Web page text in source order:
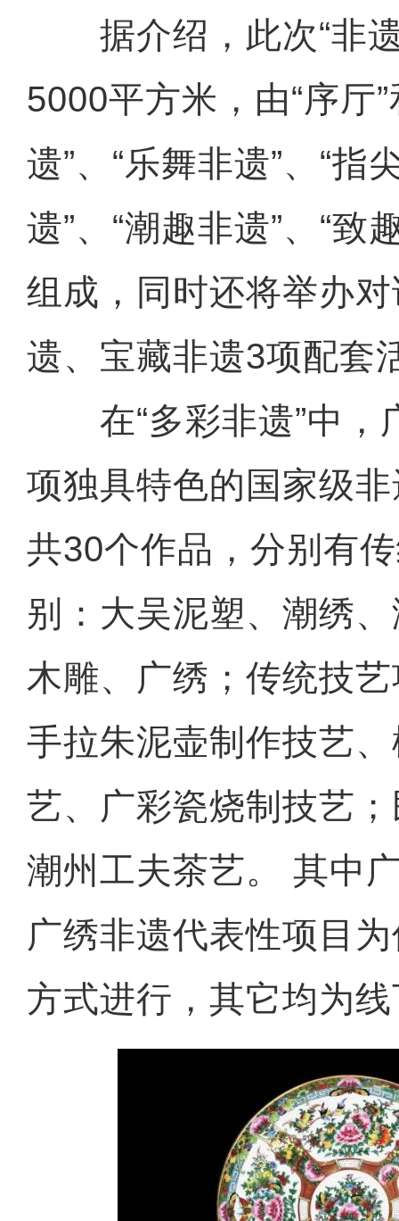
据介绍，此次“非遗
5000平方米，由“序厅
遗”、“乐舞非遗”、“指
遗”、“潮趣非遗”、“致
组成，同时还将举办
遗、宝藏非遗3项配套
在“多彩非遗”中，
项独具特色的国家级
共30个作品，分别有
别：大吴泥塑、潮绣
木雕、广绣；传统技
手拉朱泥壶制作技艺
艺、广彩瓷烧制技艺
潮州工夫茶艺。 其中
广绣非遗代表性项目
方式进行，其它均为